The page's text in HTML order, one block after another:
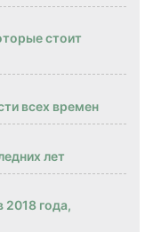
стоит
всех времен
лет
2018 года,